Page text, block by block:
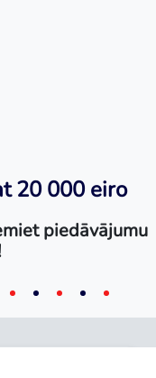
20 000 eiro
piedāvājumu